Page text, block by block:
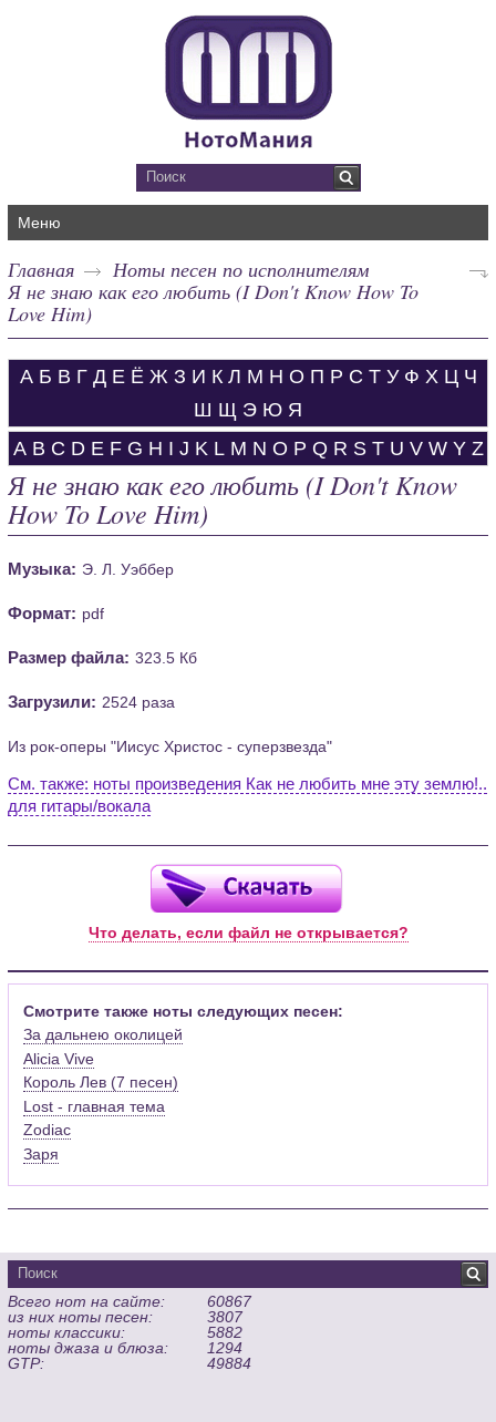
Меню
Главная
Ноты песен по исполнителям
Я не знаю как его любить (I Don't Know How To
Love Him)
А Б В Г Д Е Ё Ж З И К Л М Н О П Р С Т У Ф Х Ц Ч
Ш Щ Э Ю Я
A B C D E F G H I J K L M N O P Q R S T U V W Y Z
Я не знаю как его любить (I Don't Know
How To Love Him)
Музыка: Э. Л. Уэббер
Формат: pdf
Размер файла: 323.5 Кб
Загрузили: 2524 раза
Из рок-оперы "Иисус Христос - суперзвезда"
См. также: ноты произведения Как не любить мне эту землю!..
для гитары/вокала
Что делать, если файл не открывается?
Смотрите также ноты следующих песен:
За дальнею околицей
Alicia Vive
Король Лев (7 песен)
Lost - главная тема
Zodiac
Заря
Всего нот на сайте:
60867
из них ноты песен:
3807
ноты классики:
5882
ноты джаза и блюза:
1294
GTP:
49884